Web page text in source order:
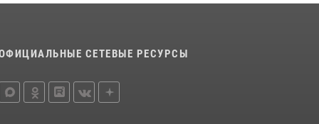
СЕТЕВЫЕ РЕСУРСЫ